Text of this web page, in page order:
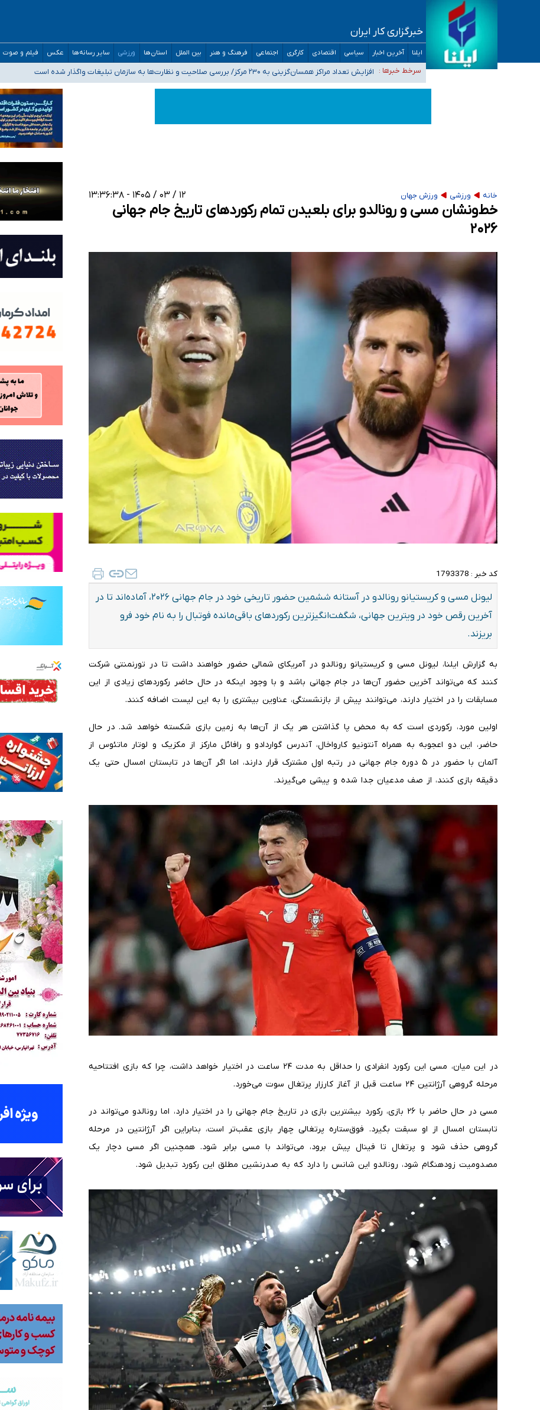
خبرگزاری کار ایران
ایلنا آخرین اخبار سیاسی اقتصادی کارگری اجتماعی فرهنگ و هنر بین الملل استان‌ها ورزشی سایر رسانه‌ها عکس فیلم و صوت
سرخط خبرها :
ضرورت آموزش حریم خصوصی در فضای آنلاین در مدارس/ هزینه‌های سنگین اجتماعی انتشار تصاویر خصوصی برای قربانیان/ سوءاستفاده
مجرمان از ترس رسواییافزایش تعداد مراکز همسان‌گزینی به ۲۳۰ مرکز/ بررسی صلاحیت و نظارت‌ها به سازمان تبلیغات واگذار شده است
۴۰ تا ۵۰ روز گرمای نسبی در پیش داریم/ دمای تهران به ۳۸ درجه می‌رسد
موضع وزارت بهداشت درباره ظرفیت پزشکی کنکور ۱۴۰۵: خواستار اصلاح ظرفیت‌ها هستیم، اما هنوز پاسخ مشخصی نگرفته‌ایم
خانه ورزشی ورزش جهان ۱۲ / ۰۳ / ۱۴۰۵ - ۱۳:۳۶:۳۸
خط‌ونشان مسی و رونالدو برای بلعیدن تمام رکوردهای تاریخ جام جهانی
۲۰۲۶
کد خبر : 1793378
لیونل مسی و کریستیانو رونالدو در آستانه ششمین حضور تاریخی خود در جام جهانی ۲۰۲۶، آماده‌اند تا در
آخرین رقص خود در ویترین جهانی، شگفت‌انگیزترین رکوردهای باقی‌مانده فوتبال را به نام خود فرو
بریزند.
به گزارش ایلنا، لیونل مسی و کریستیانو رونالدو در آمریکای شمالی حضور خواهند داشت تا در تورنمنتی شرکت
کنند که می‌تواند آخرین حضور آن‌ها در جام جهانی باشد و با وجود اینکه در حال حاضر رکوردهای زیادی از این
مسابقات را در اختیار دارند، می‌توانند پیش از بازنشستگی، عناوین بیشتری را به این لیست اضافه کنند.
اولین مورد، رکوردی است که به محض پا گذاشتن هر یک از آن‌ها به زمین بازی شکسته خواهد شد. در حال
حاضر، این دو اعجوبه به همراه آنتونیو کارواخال، آندرس گواردادو و رافائل مارکز از مکزیک و لوتار ماتئوس از
آلمان با حضور در ۵ دوره جام جهانی در رتبه اول مشترک قرار دارند، اما اگر آن‌ها در تابستان امسال حتی یک
دقیقه بازی کنند، از صف مدعیان جدا شده و پیشی می‌گیرند.
در این میان، مسی این رکورد انفرادی را حداقل به مدت ۲۴ ساعت در اختیار خواهد داشت، چرا که بازی افتتاحیه
مرحله گروهی آرژانتین ۲۴ ساعت قبل از آغاز کارزار پرتغال سوت می‌خورد.
مسی در حال حاضر با ۲۶ بازی، رکورد بیشترین بازی در تاریخ جام جهانی را در اختیار دارد، اما رونالدو می‌تواند در
تابستان امسال از او سبقت بگیرد. فوق‌ستاره پرتغالی چهار بازی عقب‌تر است، بنابراین اگر آرژانتین در مرحله
گروهی حذف شود و پرتغال تا فینال پیش برود، می‌تواند با مسی برابر شود. همچنین اگر مسی دچار یک
مصدومیت زودهنگام شود، رونالدو این شانس را دارد که به صدرنشین مطلق این رکورد تبدیل شود.